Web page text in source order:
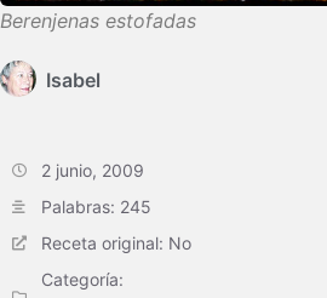
Berenjenas estofadas
Isabel
2 junio, 2009
Palabras: 245
Receta original: No
Categoría: